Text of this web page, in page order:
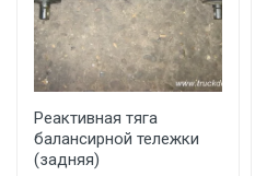
Реактивная тяга
балансирной тележки
(задняя)